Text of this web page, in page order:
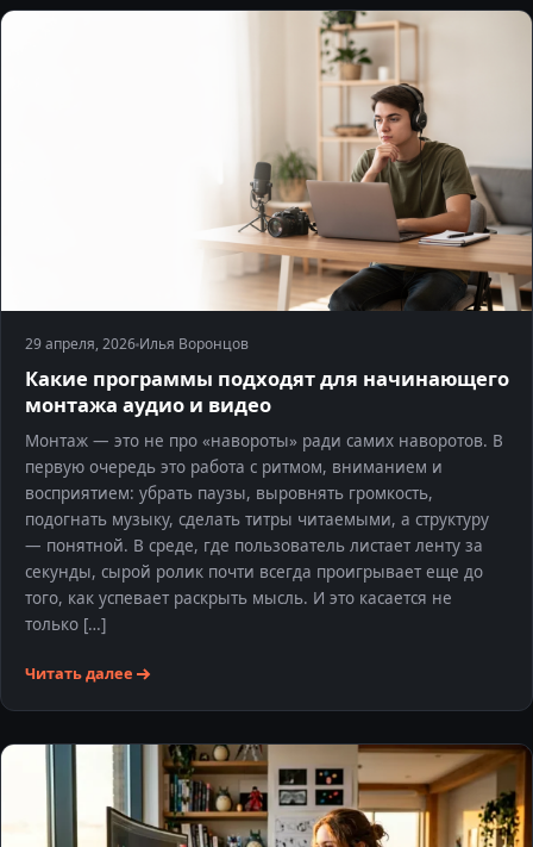
29 апреля, 2026Илья Воронцов
Какие программы подходят для начинающего
монтажа аудио и видео
Монтаж — это не про «навороты» ради самих наворотов. В
первую очередь это работа с ритмом, вниманием и
восприятием: убрать паузы, выровнять громкость,
подогнать музыку, сделать титры читаемыми, а структуру
— понятной. В среде, где пользователь листает ленту за
секунды, сырой ролик почти всегда проигрывает еще до
того, как успевает раскрыть мысль. И это касается не
только […]
Читать далее